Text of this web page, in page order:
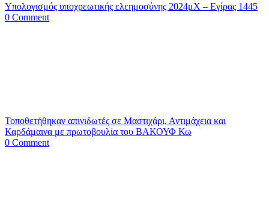
Υπολογισμός υποχρεωτικής ελεημοσύνης 2024μΧ – Εγίρας 1445
0 Comment
Τοποθετήθηκαν απινιδωτές σε Μαστιχάρι, Αντιμάχεια και
Καρδάμαινα με πρωτοβουλία του ΒΑΚΟΥΦ Κω
0 Comment